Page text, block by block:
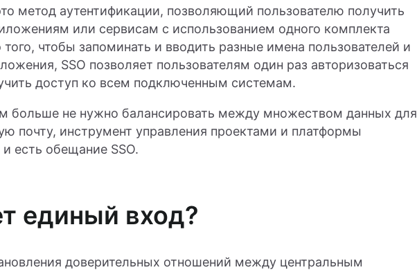
метод аутентификации, позволяющий пользователю получить
или сервисам с использованием одного комплекта
чтобы запоминать и вводить разные имена пользователей и
SSO позволяет пользователям один раз авторизоваться
доступ ко всем подключенным системам.
больше не нужно балансировать между множеством данных для
почту, инструмент управления проектами и платформы
есть обещание SSO.
единый вход?
доверительных отношений между центральным